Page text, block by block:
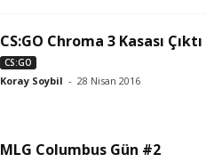
CS:GO Chroma 3 Kasası Çıktı
CS:GO
Koray Soybil - 28 Nisan 2016
MLG Columbus Gün #2